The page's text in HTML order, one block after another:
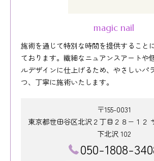
magic nail
施術を通じて特別な時間を提供すること
ております。繊細なニュアンスアートや
ルデザインに仕上げるため、やさしいパ
つ、丁寧に施術いたします。
〒155-0031
東京都世田谷区北沢２丁目２８−１２
下北沢 102
050-1808-